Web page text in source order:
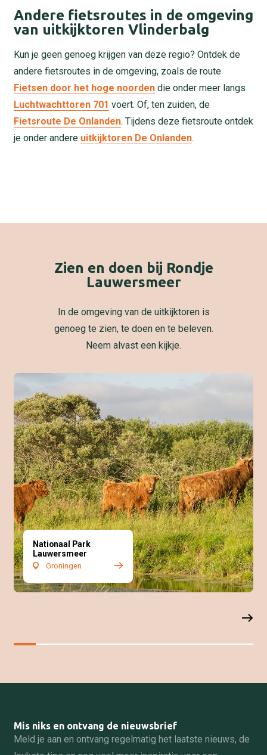
Andere fietsroutes in de omgeving
van uitkijktoren Vlinderbalg
Kun je geen genoeg krijgen van deze regio? Ontdek de
andere fietsroutes in de omgeving, zoals de route
Fietsen door het hoge noorden die onder meer langs
Luchtwachttoren 701 voert. Of, ten zuiden, de
Fietsroute De Onlanden. Tijdens deze fietsroute ontdek
je onder andere uitkijktoren De Onlanden.
Zien en doen bij Rondje
Lauwersmeer
In de omgeving van de uitkijktoren is
genoeg te zien, te doen en te beleven.
Neem alvast een kijkje.
Nationaal Park
Lauwersmeer
Groningen
Mis niks en ontvang de nieuwsbrief
Meld je aan en ontvang regelmatig het laatste nieuws, de